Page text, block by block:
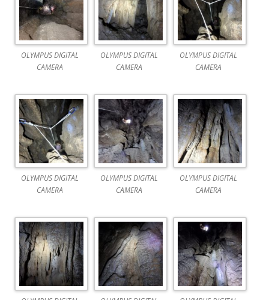
OLYMPUS DIGITAL
CAMERA
OLYMPUS DIGITAL
CAMERA
OLYMPUS DIGITAL
CAMERA
OLYMPUS DIGITAL
CAMERA
OLYMPUS DIGITAL
CAMERA
OLYMPUS DIGITAL
CAMERA